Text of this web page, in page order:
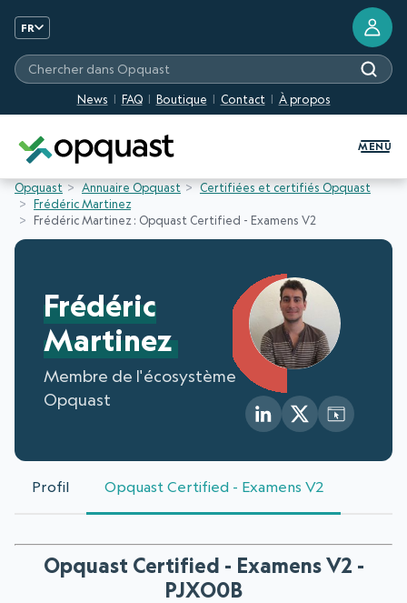
FR
News FAQ Boutique Contact À propos
Chercher dans Opquast
MENU
Opquast Annuaire Opquast
Certifiées et certifiés Opquast
Frédéric Martinez
Frédéric Martinez : Opquast Certified - Examens V2
Frédéric
Martinez
Membre de l'écosystème
Opquast
Profil Opquast Certified - Examens V2
Opquast Certified - Examens V2 -
PJXO0B